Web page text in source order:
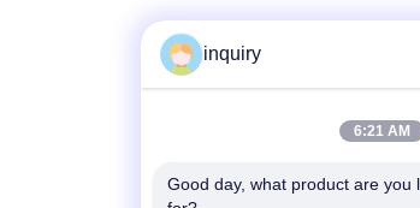
전화
inquiry
6:21 AM
Good day, what product are you